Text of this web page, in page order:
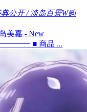
公开 / 淡岛百景W购
美嘉 - New
■ 商品 ...